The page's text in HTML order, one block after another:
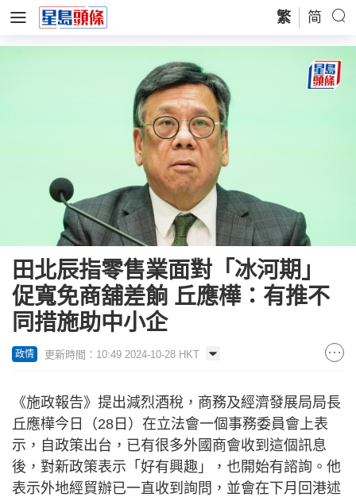
繁 简
田北辰指零售業面對「冰河期」
促寬免商舖差餉 丘應樺：有推不
同措施助中小企
政情 更新時間：10:49 2024-10-28 HKT
《施政報告》提出減烈酒稅，商務及經濟發展局局長
丘應樺今日（28日）在立法會一個事務委員會上表
示，自政策出台，已有很多外國商會收到這個訊息
後，對新政策表示「好有興趣」，也開始有諮詢。他
表示外地經貿辦已一直收到詢問，並會在下月回港述